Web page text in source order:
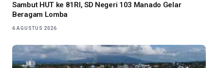
Sambut HUT ke 81RI, SD Negeri 103 Manado Gelar
Beragam Lomba
6 AGUSTUS 2026